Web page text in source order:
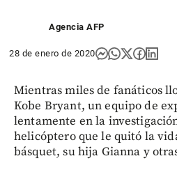
Agencia AFP
28 de enero de 2020
Mientras miles de fanáticos
Kobe Bryant, un equipo de
lentamente en la
helicóptero que le quitó la
básquet, su hija Gianna y